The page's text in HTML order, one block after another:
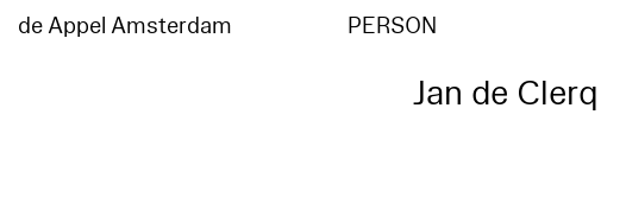
de Appel Amsterdam PERSON
Jan de Clerq